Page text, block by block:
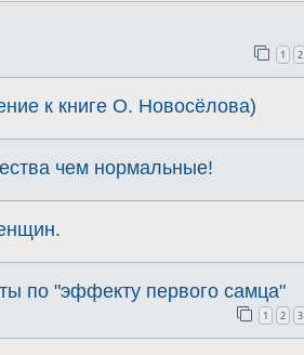
1 2
к книге О. Новосёлова)
чем нормальные!
по "эффекту первого самца"
1 2 3